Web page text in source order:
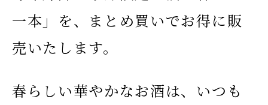
一本」を、まとめ買いでお得に販
売いたします。
春らしい華やかなお酒は、いつも